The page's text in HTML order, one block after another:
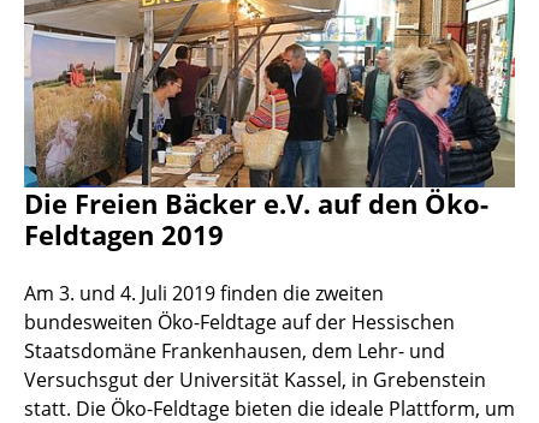
Die Freien Bäcker e.V. auf den Öko-
Feldtagen 2019
Am 3. und 4. Juli 2019 finden die zweiten
bundesweiten Öko-Feldtage auf der Hessischen
Staatsdomäne Frankenhausen, dem Lehr- und
Versuchsgut der Universität Kassel, in Grebenstein
statt. Die Öko-Feldtage bieten die ideale Plattform, um